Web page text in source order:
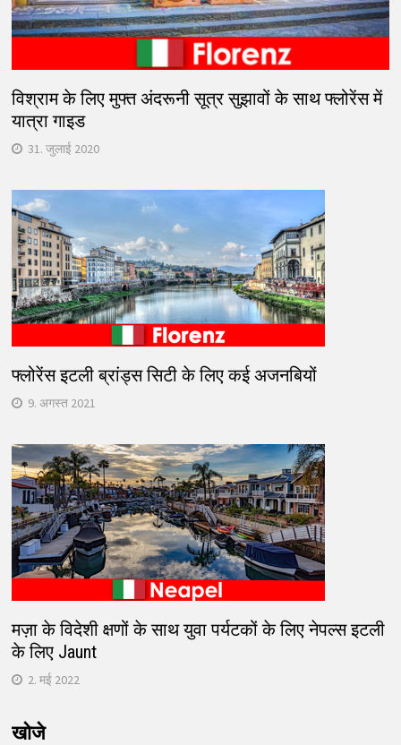
विश्राम के लिए मुफ्त अंदरूनी सूत्र सुझावों के साथ फ्लोरेंस में
यात्रा गाइड
31. जुलाई 2020
फ्लोरेंस इटली ब्रांड्स सिटी के लिए कई अजनबियों
9. अगस्त 2021
मज़ा के विदेशी क्षणों के साथ युवा पर्यटकों के लिए नेपल्स इटली
के लिए Jaunt
2. मई 2022
खोजे